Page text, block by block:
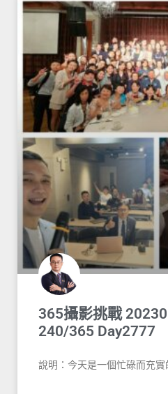
365攝影挑戰
240/365 Day2777
說明：今天是一個忙碌而充實